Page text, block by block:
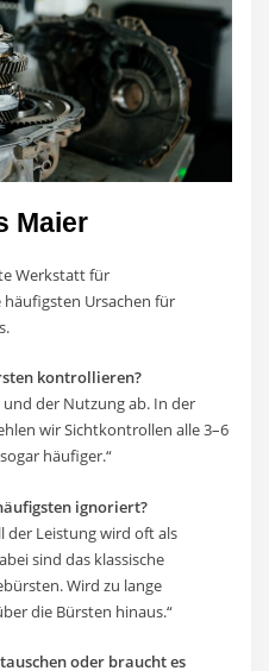
Maier
Werkstatt für
Ursachen für
kontrollieren?
der Nutzung ab. In der
wir Sichtkontrollen alle 3–6
häufiger.“
ignoriert?
der Leistung wird oft als
sind das klassische
Wird zu lange
die Bürsten hinaus.“
oder braucht es